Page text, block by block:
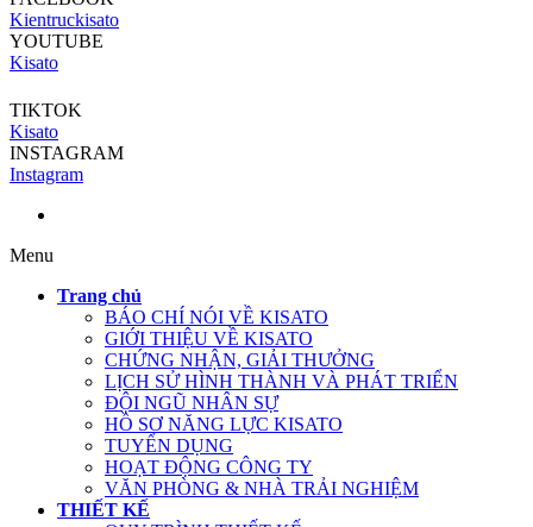
Kientruckisato
YOUTUBE
Kisato
TIKTOK
Kisato
INSTAGRAM
Instagram
Menu
Trang chủ
BÁO CHÍ NÓI VỀ KISATO
GIỚI THIỆU VỀ KISATO
CHỨNG NHẬN, GIẢI THƯỞNG
LỊCH SỬ HÌNH THÀNH VÀ PHÁT TRIỂN
ĐỘI NGŨ NHÂN SỰ
HỒ SƠ NĂNG LỰC KISATO
TUYỂN DỤNG
HOẠT ĐỘNG CÔNG TY
VĂN PHÒNG & NHÀ TRẢI NGHIỆM
THIẾT KẾ